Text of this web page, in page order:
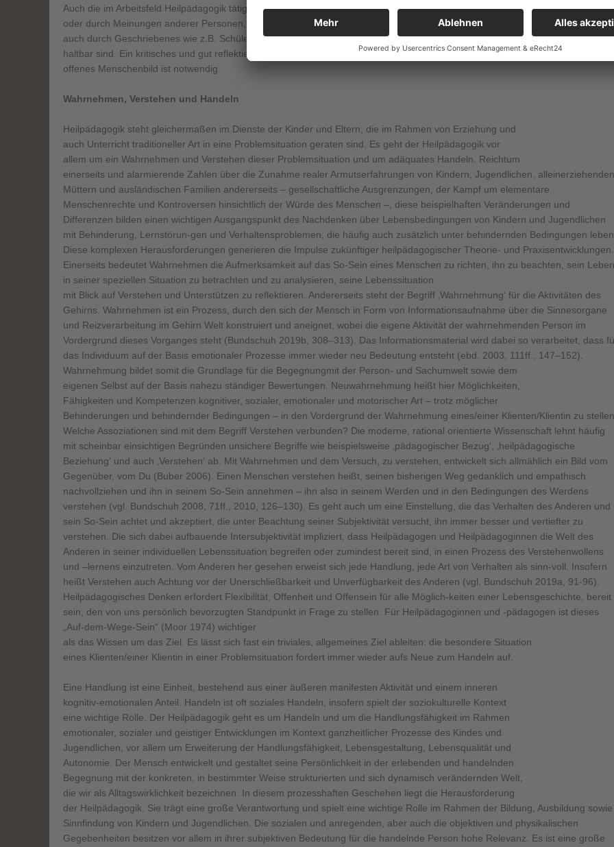
Auch die im Arbeitsfeld Heilpädagogik tätigen Personen unterliegen der Gefahr, dass sie durch Theorien
oder durch Meinungen anderer Personen, etwa eine rein traditionell medizinische Sichtweise (vgl. Bundschuh 2019a, 47–51),
auch durch Geschriebenes wie z.B. Schülerakte und Gutachten, zu Meinungen kommen, die anthropologisch betrachtet nicht
haltbar sind. Ein kritisches und gut reflektiertes, gleichzeitig
offenes Menschenbild ist notwendig.
Wahrnehmen, Verstehen und Handeln
Heilpädagogik steht gleichermaßen im Dienste der Kinder und Eltern, die im Rahmen von Erziehung und
auch Unterricht traditioneller Art in eine Problemsituation geraten sind. Es geht der Heilpädagogik vor
allem um ein Wahrnehmen und Verstehen dieser Problemsituation und um adäquates Handeln. Reichtum
einerseits und alarmierende Zahlen über die Zunahme realer Armutserfahrungen von Kindern, Jugendlichen, alleinerziehenden
Müttern und ausländischen Familien andererseits – gesellschaftliche Ausgrenzungen, der Kampf um elementare
Menschenrechte und Kontroversen hinsichtlich der Würde des Menschen –, diese beispielhaften Veränderungen und
Differenzen bilden einen wichtigen Ausgangspunkt des Nachdenken über Lebensbedingungen von Kindern und Jugendlichen
mit Behinderung, Lernstörun-gen und Verhaltensproblemen, die häufig auch zusätzlich unter behindernden Bedingungen
Diese komplexen Herausforderungen generieren die Impulse zukünftiger heilpädagogischer Theorie- und Praxisentwicklungen.
Einerseits bedeutet Wahrnehmen die Aufmerksamkeit auf das So-Sein eines Menschen zu richten, ihn zu beachten, sein Leben
in seiner speziellen Situation zu betrachten und zu analysieren, seine Lebenssituation
mit Blick auf Verstehen und Unterstützen zu reflektieren. Andererseits steht der Begriff ‚Wahrnehmung‘ für die Aktivitäten des
Gehirns. Wahrnehmen ist ein Prozess, durch den sich der Mensch in Form von Informationsaufnahme über die Sinnesorgane
und Reizverarbeitung im Gehirn Welt konstruiert und aneignet, wobei die eigene Aktivität der wahrnehmenden Person im
Vordergrund dieses Vorganges steht (Bundschuh 2019b, 308–313). Das Informationsmaterial wird dabei so verarbeitet, dass
das Individuum auf der Basis emotionaler Prozesse immer wieder neu Bedeutung entsteht (ebd. 2003, 111ff., 147–152).
Wahrnehmung bildet somit die Grundlage für die Begegnungmit der Person- und Sachumwelt sowie dem
eigenen Selbst auf der Basis nahezu ständiger Bewertungen. Neuwahrnehmung heißt hier Möglichkeiten,
Fähigkeiten und Kompetenzen kognitiver, sozialer, emotionaler und motorischer Art – trotz möglicher
Behinderungen und behindernder Bedingungen – in den Vordergrund der Wahrnehmung eines/einer Klienten/Klientin zu
Welche Assoziationen sind mit dem Begriff Verstehen verbunden? Die moderne, rational orientierte Wissenschaft lehnt häufig
mit scheinbar einsichtigen Begründen unsichere Begriffe wie beispielsweise ‚pädagogischer Bezug‘, ‚heilpädagogische
Beziehung‘ und auch ‚Verstehen‘ ab. Mit Wahrnehmen und dem Versuch, zu verstehen, entwickelt sich allmählich ein Bild vom
Gegenüber, vom Du (Buber 2006). Einen Menschen verstehen heißt, seinen bisherigen Weg gedanklich und empathisch
nachvollziehen und ihn in seinem So-Sein annehmen – ihn also in seinem Werden und in den Bedingungen des Werdens
verstehen (vgl. Bundschuh 2008, 71ff., 2010, 126–130). Es geht auch um eine Einstellung, die das Verhalten des Anderen und
sein So-Sein achtet und akzeptiert, die unter Beachtung seiner Subjektivität versucht, ihn immer besser und vertiefter zu
verstehen. Die sich dabei aufbauende Intersubjektivität impliziert, dass Heilpädagogen und Heilpädagoginnen die Welt des
Anderen in seiner individuellen Lebenssituation begreifen oder zumindest bereit sind, in einen Prozess des Verstehenwollens
und –lernens einzutreten. Vom Anderen her gesehen erweist sich jede Handlung, jede Art von Verhalten als sinn-voll. Insofern
heißt Verstehen auch Achtung vor der Unerschließbarkeit und Unverfügbarkeit des Anderen (vgl. Bundschuh 2019a, 91-96).
Heilpädagogisches Denken erfordert Flexibilität, Offenheit und Offensein für alle Möglich-keiten einer Lebensgeschichte, bereit
sein, den von uns persönlich bevorzugten Standpunkt in Frage zu stellen. Für Heilpädagoginnen und -pädagogen ist dieses
„Auf-dem-Wege-Sein“ (Moor 1974) wichtiger
als das Wissen um das Ziel. Es lässt sich fast ein triviales, allgemeines Ziel ableiten: die besondere Situation
eines Klienten/einer Klientin in einer Problemsituation fordert immer wieder aufs Neue zum Handeln auf.
Eine Handlung ist eine Einheit, bestehend aus einer äußeren manifesten Aktivität und einem inneren
kognitiv-emotionalen Anteil. Handeln ist oft soziales Handeln, insofern spielt der soziokulturelle Kontext
eine wichtige Rolle. Der Heilpädagogik geht es um Handeln und um die Handlungsfähigkeit im Rahmen
emotionaler, sozialer und geistiger Entwicklungen im Kontext ganzheitlicher Prozesse des Kindes und
Jugendlichen, vor allem um Erweiterung der Handlungsfähigkeit, Lebensgestaltung, Lebensqualität und
Autonomie. Der Mensch entwickelt und gestaltet seine Persönlichkeit in der erlebenden und handelnden
Begegnung mit der konkreten, in bestimmter Weise strukturierten und sich dynamisch verändernden Welt,
die wir als Alltagswirklichkeit bezeichnen. In diesem prozesshaften Geschehen liegt die Herausforderung
der Heilpädagogik. Sie trägt eine große Verantwortung und spielt eine wichtige Rolle im Rahmen der Bildung, Ausbildung sowie
Sinnfindung von Kindern und Jugendlichen. Die sozialen und anregenden, aber auch die objektiven und physikalischen
Gegebenheiten besitzen vor allem in ihrer subjektiven Bedeutung für die handelnde Person hohe Relevanz. Es ist eine große